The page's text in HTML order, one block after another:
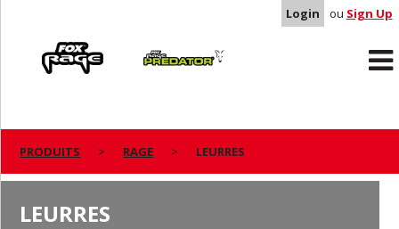
Login ou Sign Up
Predator
PRODUITS RAGE LEURRES
LEURRES